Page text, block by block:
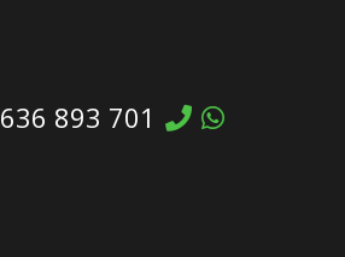
636 893 701